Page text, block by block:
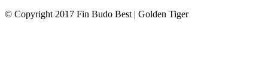
© Copyright 2017 Fin Budo Best | Golden Tiger